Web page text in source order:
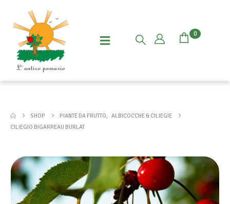
0
SHOP PIANTE DA FRUTTO, ALBICOCCHE & CILIEGIE
CILIEGIO BIGARREAU BURLAT